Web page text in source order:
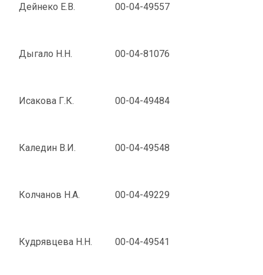
Дейнеко Е.В. 00-04-49557
Дыгало Н.Н. 00-04-81076
Исакова Г.К. 00-04-49484
Каледин В.И. 00-04-49548
Колчанов Н.А. 00-04-49229
Кудрявцева Н.Н. 00-04-49541